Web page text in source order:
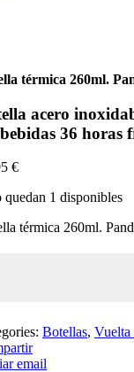
térmica 260ml.
acero
36 horas
€
quedan 1 disponibles
térmica 260ml.
Botellas, Vuelta
email